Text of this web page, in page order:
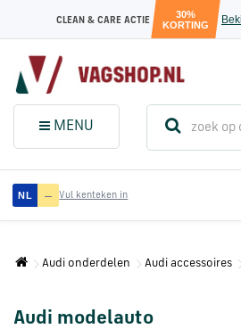
CLEAN & CARE ACTIE
30%
KORTING
MENU
Menu (Sluit dit
menuvenster)
Audi
onderdelen
Volkswagen
NL — Vul kenteken in
Audi onderdelen Audi accessoires
Audi modelauto